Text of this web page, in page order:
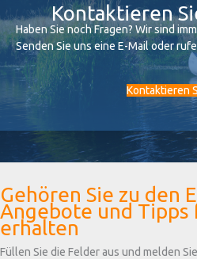
Kontaktieren
Haben Sie noch Fragen? Wir sind
Senden Sie uns eine E-Mail oder
Kontaktieren
Gehören Sie zu den
Angebote und Tipps
erhalten
Füllen Sie die Felder aus und melden